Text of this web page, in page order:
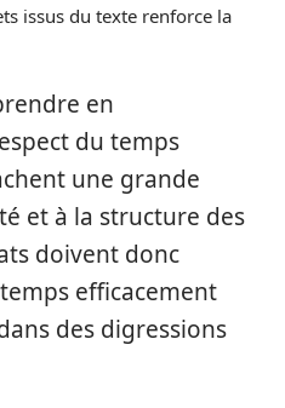
issus du texte renforce la
en
du temps
une grande
et à la structure des
doivent donc
efficacement
des digressions